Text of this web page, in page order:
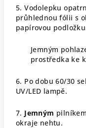
5. Vodolepku
průhlednou fólii s
papírovou
Jemným
prostředka ke
6. Po dobu 60/30
UV/LED lampě.
7. Jemným
okraje nehtu.